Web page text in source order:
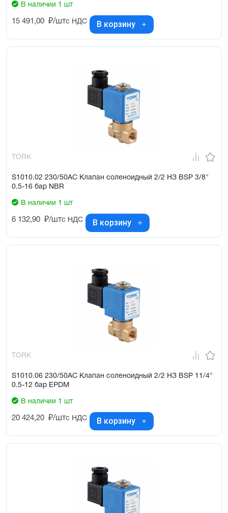
В наличии 1 шт
15 491,00 ₽/штс НДС В корзину
TORK
S1010.02 230/50AC Клапан соленоидный 2/2 НЗ BSP 3/8"
0.5-16 бар NBR
В наличии 1 шт
6 132,90 ₽/штс НДС В корзину
TORK
S1010.06 230/50AC Клапан соленоидный 2/2 НЗ BSP 11/4"
0.5-12 бар EPDM
В наличии 1 шт
20 424,20 ₽/штс НДС В корзину